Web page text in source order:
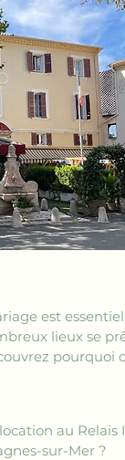
est
lieux se
au Relais
sur-Mer ?